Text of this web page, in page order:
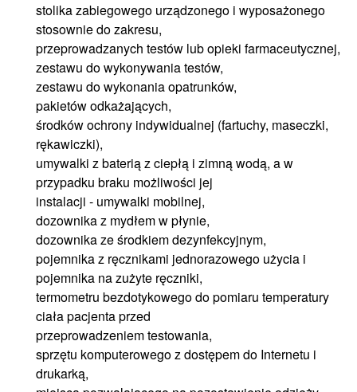
stolika zabiegowego urządzonego i wyposażonego
stosownie do zakresu,
przeprowadzanych testów lub opieki farmaceutycznej,
zestawu do wykonywania testów,
zestawu do wykonania opatrunków,
pakietów odkażających,
środków ochrony indywidualnej (fartuchy, maseczki,
rękawiczki),
umywalki z baterią z ciepłą i zimną wodą, a w
przypadku braku możliwości jej
instalacji - umywalki mobilnej,
dozownika z mydłem w płynie,
dozownika ze środkiem dezynfekcyjnym,
pojemnika z ręcznikami jednorazowego użycia i
pojemnika na zużyte ręczniki,
termometru bezdotykowego do pomiaru temperatury
ciała pacjenta przed
przeprowadzeniem testowania,
sprzętu komputerowego z dostępem do Internetu i
drukarką,